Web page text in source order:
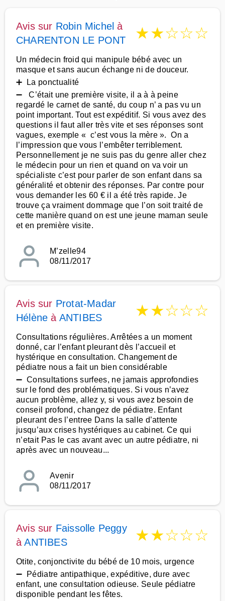
Avis sur Robin Michel à
CHARENTON LE PONT
★★☆☆☆
Un médecin froid qui manipule bébé avec un
masque et sans aucun échange ni de douceur.
➕ La ponctualité
➖ C’était une première visite, il a à à peine
regardé le carnet de santé, du coup n’ a pas vu un
point important. Tout est expéditif. Si vous avez des
questions il faut aller très vite et ses réponses sont
vagues, exemple « c’est vous la mère ». On a
l’impression que vous l’embêter terriblement.
Personnellement je ne suis pas du genre aller chez
le médecin pour un rien et quand on va voir un
spécialiste c’est pour parler de son enfant dans sa
généralité et obtenir des réponses. Par contre pour
vous demander les 60 € il a été très rapide. Je
trouve ça vraiment dommage que l’on soit traité de
cette manière quand on est une jeune maman seule
et en première visite.
M’zelle94
08/11/2017
Avis sur Protat-Madar
Hélène à ANTIBES ★★☆☆☆
Consultations régulières. Arrêtées a un moment
donné, car l’enfant pleurant dès l’accueil et
hystérique en consultation. Changement de
pédiatre nous a fait un bien considérable
➖ Consultations surfees, ne jamais approfondies
sur le fond des problématiques. Si vous n’avez
aucun problème, allez y, si vous avez besoin de
conseil profond, changez de pédiatre. Enfant
pleurant des l’entree Dans la salle d’attente
jusqu’aux crises hystériques au cabinet. Ce qui
n’etait Pas le cas avant avec un autre pédiatre, ni
après avec un nouveau...
Avenir
08/11/2017
Avis sur Faissolle Peggy
àANTIBES ★★☆☆☆
Otite, conjonctivite du bébé de 10 mois, urgence
➖ Pédiatre antipathique, expéditive, dure avec
enfant, une consultation odieuse. Seule pédiatre
disponible pendant les fêtes.